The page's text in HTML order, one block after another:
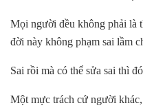
Mọi người đều không phải là
đời này không phạm sai lầm
Sai rồi mà có thể sửa sai thì
Một mực trách cứ người